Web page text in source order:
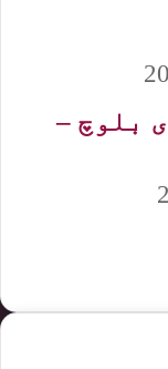
بلوچ –